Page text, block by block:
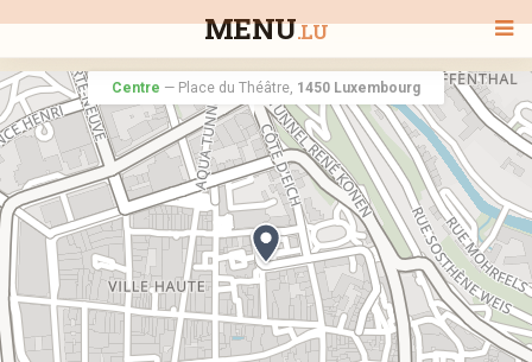
MENU.LU
BIENVENUE
TOUS LES RESTAURANTS
RECHERCHER UN RESTAURANT
Centre — Place du Théâtre, 1450 Luxembourg